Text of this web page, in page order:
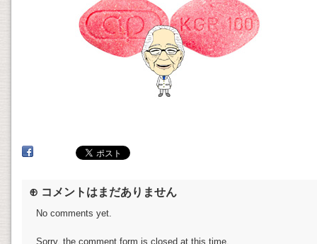
⊕ コメントはまだありません
No comments yet.
Sorry, the comment form is closed at this time.